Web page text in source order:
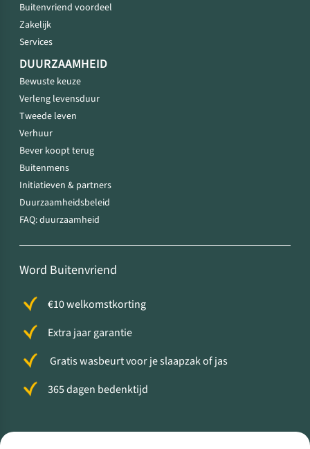
Buitenvriend voordeel
Zakelijk
Services
DUURZAAMHEID
Bewuste keuze
Verleng levensduur
Tweede leven
Verhuur
Bever koopt terug
Buitenmens
Initiatieven & partners
Duurzaamheidsbeleid
FAQ: duurzaamheid
Word Buitenvriend
€10 welkomstkorting
Extra jaar garantie
Gratis wasbeurt voor je slaapzak of jas
365 dagen bedenktijd